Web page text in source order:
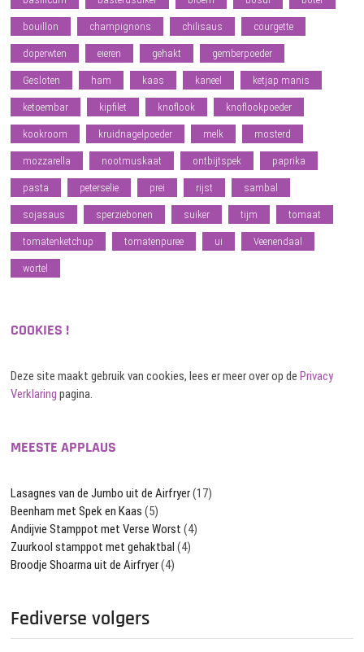
bouillon champignons chilisaus courgette
doperwten eieren gehakt gemberpoeder
Gesloten ham kaas kaneel ketjap manis
ketoembar kipfilet knoflook knoflookpoeder
kookroom kruidnagelpoeder melk mosterd
mozzarella nootmuskaat ontbijtspek paprika
pasta peterselie prei rijst sambal
sojasaus sperziebonen suiker tijm tomaat
tomatenketchup tomatenpuree ui Veenendaal
wortel
COOKIES !
Deze site maakt gebruik van cookies, lees er meer over op dePrivacy
Verklaring pagina.
MEESTE APPLAUS
Lasagnes van de Jumbo uit de Airfryer(17)
Beenham met Spek en Kaas (5)
Andijvie Stamppot met Verse Worst (4)
Zuurkool stamppot met gehaktbal (4)
Broodje Shoarma uit de Airfryer(4)
Fediverse volgers